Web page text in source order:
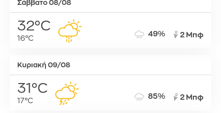
Σάββατο 08/08
32°C
16°C
49% 2 Μπφ
Κυριακή 09/08
31°C
17°C
85% 2 Μπφ